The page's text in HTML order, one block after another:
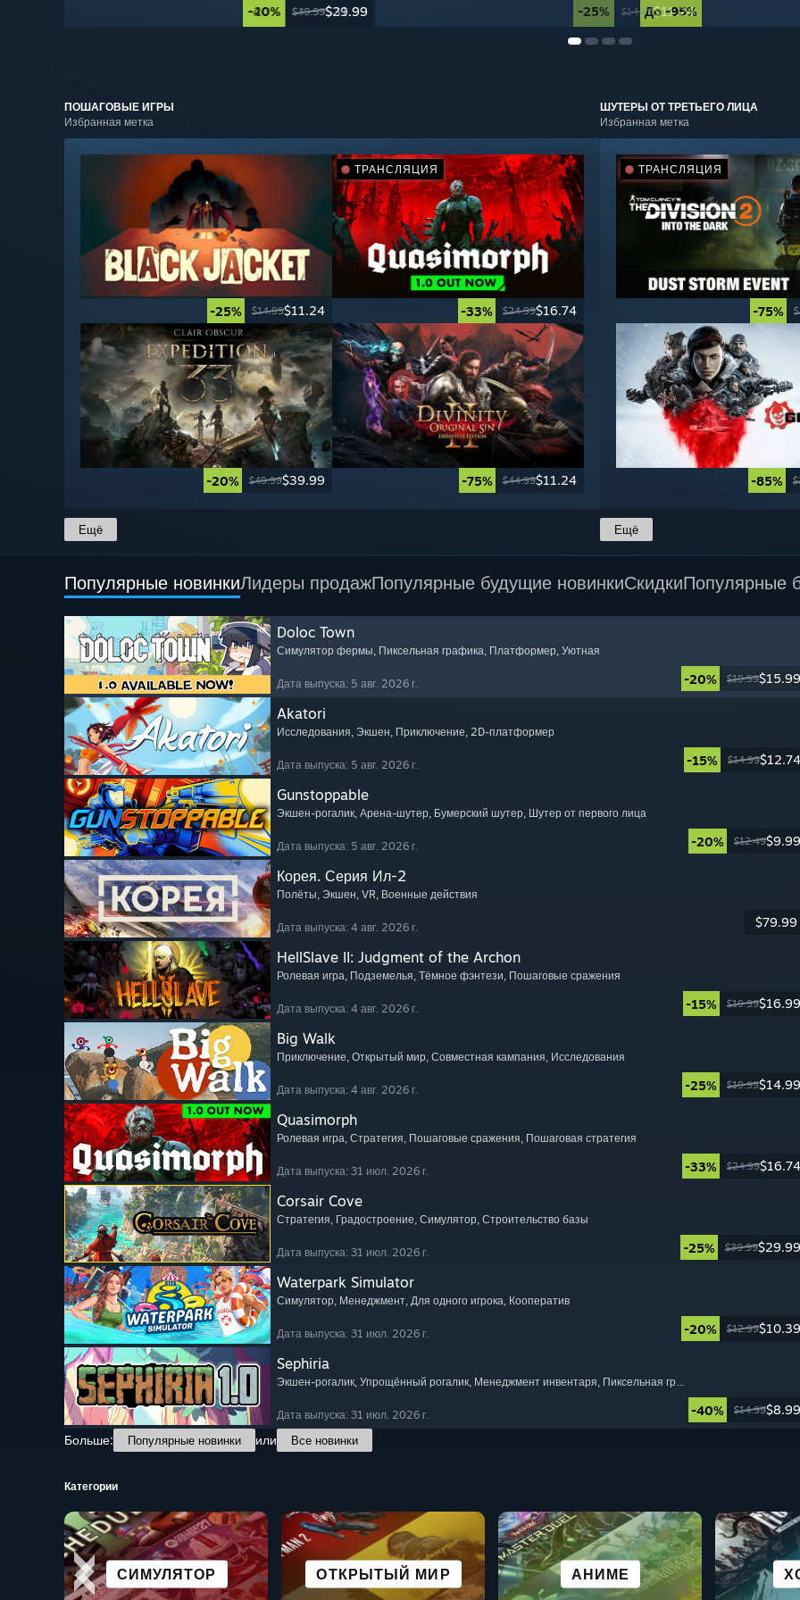
-40% $49.99$29.99 До -95%
-20% $39.99$31.99 -25% $14.99$11.24
ПОШАГОВЫЕ ИГРЫ
Избранная метка
-25% $14.99$11.24 -33% $24.99$16.74
ТРАНСЛЯЦИЯ
-20% $49.99$39.99 -75% $44.99$11.24
Ещё
ШУТЕРЫ ОТ ТРЕТЬЕГО ЛИЦА
Избранная метка
-75%
ТРАНСЛЯЦИЯ
-85%
Ещё
Популярные новинкиЛидеры продажПопулярные будущие новинкиСкидкиПопулярные
Doloc Town
Симулятор фермы, Пиксельная графика, Платформер, Уютная
Дата выпуска: 5 авг. 2026 г. -20% $19.99$15.99
Akatori
Исследования, Экшен, Приключение, 2D-платформер
Дата выпуска: 5 авг. 2026 г. -15% $14.99$12.74
Gunstoppable
Экшен-рогалик, Арена-шутер, Бумерский шутер, Шутер от первого лица
Дата выпуска: 5 авг. 2026 г. -20% $12.49$9.99
Корея. Серия Ил-2
Полёты, Экшен, VR, Военные действия
Дата выпуска: 4 авг. 2026 г. $79.99
HellSlave II: Judgment of the Archon
Ролевая игра, Подземелья, Тёмное фэнтези, Пошаговые сражения
Дата выпуска: 4 авг. 2026 г. -15% $19.99$16.99
Big Walk
Приключение, Открытый мир, Совместная кампания, Исследования
Дата выпуска: 4 авг. 2026 г. -25% $19.99$14.99
Quasimorph
Ролевая игра, Стратегия, Пошаговые сражения, Пошаговая стратегия
Дата выпуска: 31 июл. 2026 г. -33% $24.99$16.74
Corsair Cove
Стратегия, Градостроение, Симулятор, Строительство базы
Дата выпуска: 31 июл. 2026 г. -25% $39.99$29.99
Waterpark Simulator
Симулятор, Менеджмент, Для одного игрока, Кооператив
Дата выпуска: 31 июл. 2026 г. -20% $12.99$10.39
Sephiria
Экшен-рогалик, Упрощённый рогалик, Менеджмент инвентаря, Пиксельная графика
Дата выпуска: 31 июл. 2026 г. -40% $14.99$8.99
Больше:
Популярные новинки или Все новинки
Категории
СИМУЛЯТОР ОТКРЫТЫЙ МИР АНИМЕ
СТРАТЕГИЯ КАЗУАЛЬНАЯ ИГРА ГЛУБОКИЙ СЮЖЕТ
ПРОДУКТЫ ДЛЯ VR
СПОРТИВНЫЕ
ИГРЫ
ГОРОДА И
КОЛОНИЗАЦИЯ
НАУЧНАЯ
ФАНТАСТИКА И
КИБЕРПАНК
КООПЕРАТИВЫ ГОЛОВОЛОМКА